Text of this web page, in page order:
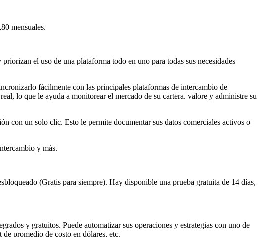
mensuales.
el uso de una plataforma todo en uno para todas sus necesidades
fácilmente con las principales plataformas de intercambio de
lo que le ayuda a monitorear el mercado de su cartera. valore y administre su
con un solo clic. Esto le permite documentar sus datos comerciales activos o
y más.
(Gratis para siempre). Hay disponible una prueba gratuita de 14 días,
y gratuitos. Puede automatizar sus operaciones y estrategias con uno de
promedio de costo en dólares, etc.